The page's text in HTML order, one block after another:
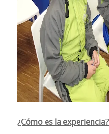
¿Cómo es la experiencia?